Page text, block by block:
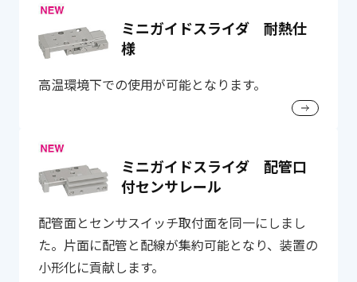
ミニガイドスライダ 耐熱仕
様
高温環境下での使用が可能となります。
ミニガイドスライダ 配管口
付センサレール
配管面とセンサスイッチ取付面を同一にしまし
た。片面に配管と配線が集約可能となり、装置の
小形化に貢献します。